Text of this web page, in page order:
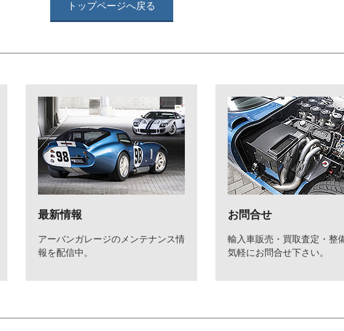
トップページへ戻る
最新情報
アーバンガレージのメンテナンス情
報を配信中。
お問合せ
輸入車販売・買取査定・整
気軽にお問合せ下さい。